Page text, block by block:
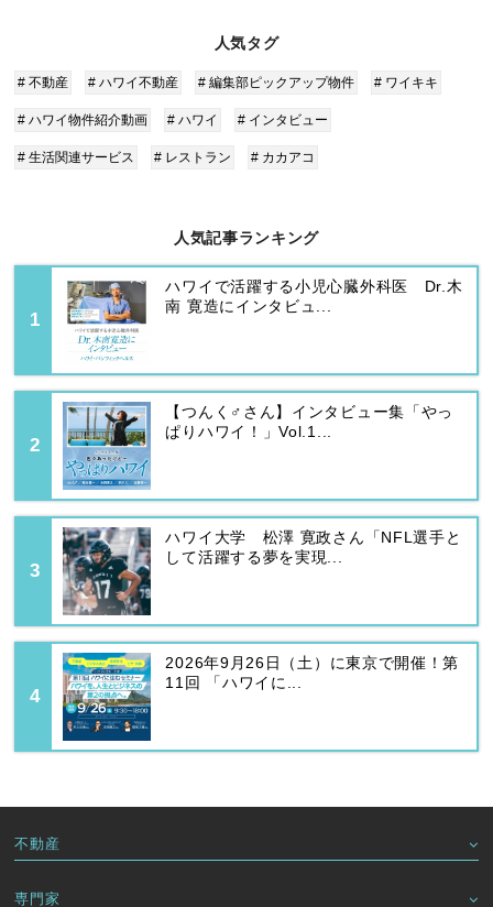
人気タグ
# 不動産 # ハワイ不動産 # 編集部ピックアップ物件 # ワイキキ
# ハワイ物件紹介動画 # ハワイ # インタビュー
# 生活関連サービス # レストラン # カカアコ
人気記事ランキング
ハワイで活躍する小児心臓外科医 Dr.木
南 寛造にインタビュ...
【つんく♂さん】インタビュー集「やっ
ぱりハワイ！」Vol.1...
ハワイ大学 松澤 寛政さん「NFL選手と
して活躍する夢を実現...
2026年9月26日（土）に東京で開催！第
11回 「ハワイに...
不動産
専門家